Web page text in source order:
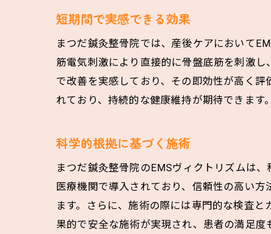
短期間で実感できる効果
まつだ鍼灸整骨院では、産後ケアにおいて
筋電気刺激により直接的に骨盤底筋を刺激
で改善を実感しており、その即効性が高く
れており、持続的な健康維持が期待できます。
科学的根拠に基づく施術
まつだ鍼灸整骨院のEMSヴィクトリズムは
医療機関で導入されており、信頼性の高い
ます。さらに、施術の際には専門的な検査
果的で安全な施術が実現され、患者の満足度